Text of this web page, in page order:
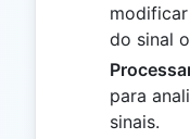
do sinal
para
sinais.